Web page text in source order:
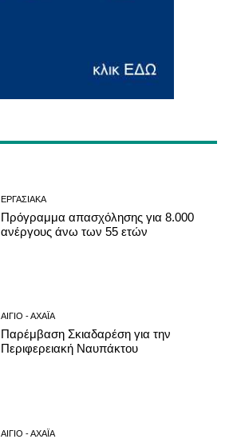
ΕΡΓΑΣΙΑΚΆ
Πρόγραμμα απασχόλησης για 8.000
ανέργους άνω των 55 ετών
ΑΊΓΙΟ - ΑΧΑΪ́Α
Παρέμβαση Σκιαδαρέση για την
Περιφερειακή Ναυπάκτου
ΑΊΓΙΟ - ΑΧΑΪ́Α